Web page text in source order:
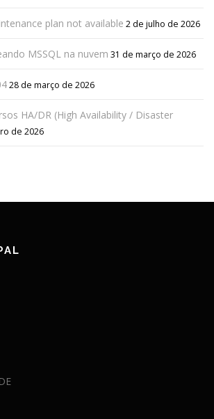
plan not available 2 de julho de 2026
MSSQL na nuvem 31 de março de 2026
28 de março de 2026
HA/DR (High Availability / Disaster
de 2026